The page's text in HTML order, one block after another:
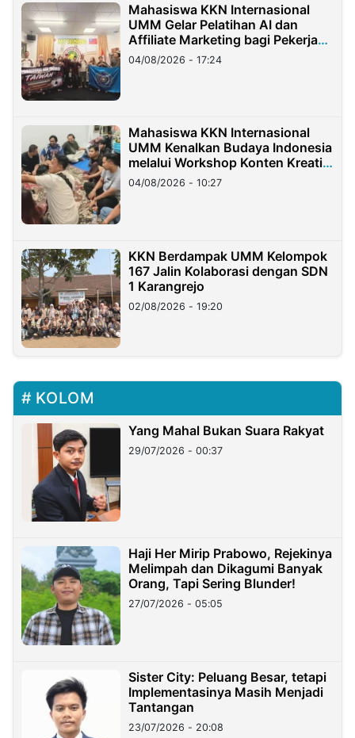
Mahasiswa KKN Internasional
UMM Gelar Pelatihan AI dan
Affiliate Marketing bagi Pekerja
Migran Indonesia di Taiwan
04/08/2026 - 17:24
Mahasiswa KKN Internasional
UMM Kenalkan Budaya Indonesia
melalui Workshop Konten Kreatif
di Taiwan
04/08/2026 - 10:27
KKN Berdampak UMM Kelompok
167 Jalin Kolaborasi dengan SDN
1 Karangrejo
02/08/2026 - 19:20
KOLOM
Yang Mahal Bukan Suara Rakyat
29/07/2026 - 00:37
Haji Her Mirip Prabowo, Rejekinya
Melimpah dan Dikagumi Banyak
Orang, Tapi Sering Blunder!
27/07/2026 - 05:05
Sister City: Peluang Besar, tetapi
Implementasinya Masih Menjadi
Tantangan
23/07/2026 - 20:08